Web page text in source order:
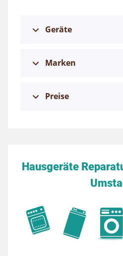
Geräte
Marken
Preise
Hausgeräte